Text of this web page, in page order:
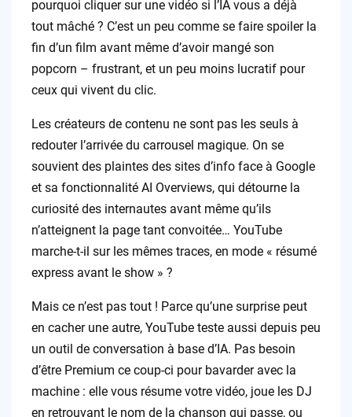
pourquoi cliquer sur une vidéo si l’IA vous a déjà
tout mâché ? C’est un peu comme se faire spoiler la
fin d’un film avant même d’avoir mangé son
popcorn – frustrant, et un peu moins lucratif pour
ceux qui vivent du clic.
Les créateurs de contenu ne sont pas les seuls à
redouter l’arrivée du carrousel magique. On se
souvient des plaintes des sites d’info face à Google
et sa fonctionnalité AI Overviews, qui détourne la
curiosité des internautes avant même qu’ils
n’atteignent la page tant convoitée… YouTube
marche-t-il sur les mêmes traces, en mode « résumé
express avant le show » ?
Mais ce n’est pas tout ! Parce qu’une surprise peut
en cacher une autre, YouTube teste aussi depuis peu
un outil de conversation à base d’IA. Pas besoin
d’être Premium ce coup-ci pour bavarder avec la
machine : elle vous résume votre vidéo, joue les DJ
en retrouvant le nom de la chanson qui passe, ou